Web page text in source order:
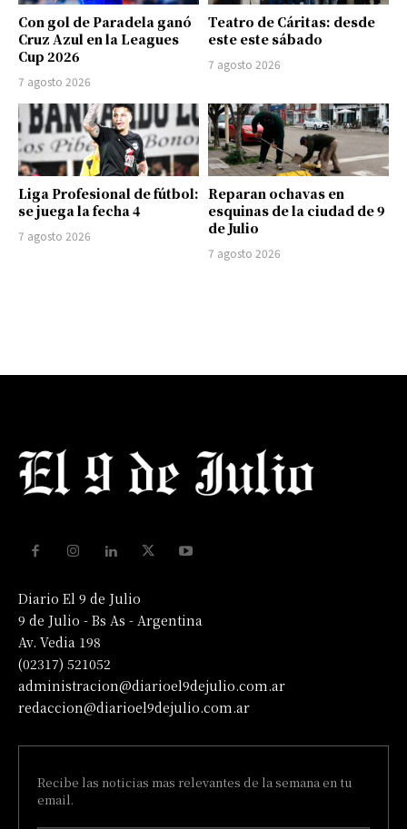
Con gol de Paradela ganó
Cruz Azul en la Leagues
Cup 2026
7 agosto 2026
Teatro de Cáritas: desde
este este sábado
7 agosto 2026
Liga Profesional de fútbol:
se juega la fecha 4
7 agosto 2026
Reparan ochavas en
esquinas de la ciudad de 9
de Julio
7 agosto 2026
Diario El 9 de Julio
9 de Julio - Bs As - Argentina
Av. Vedia 198
(02317) 521052
administracion@diarioel9dejulio.com.ar
redaccion@diarioel9dejulio.com.ar
Recibe las noticias mas relevantes de la semana en tu
email.